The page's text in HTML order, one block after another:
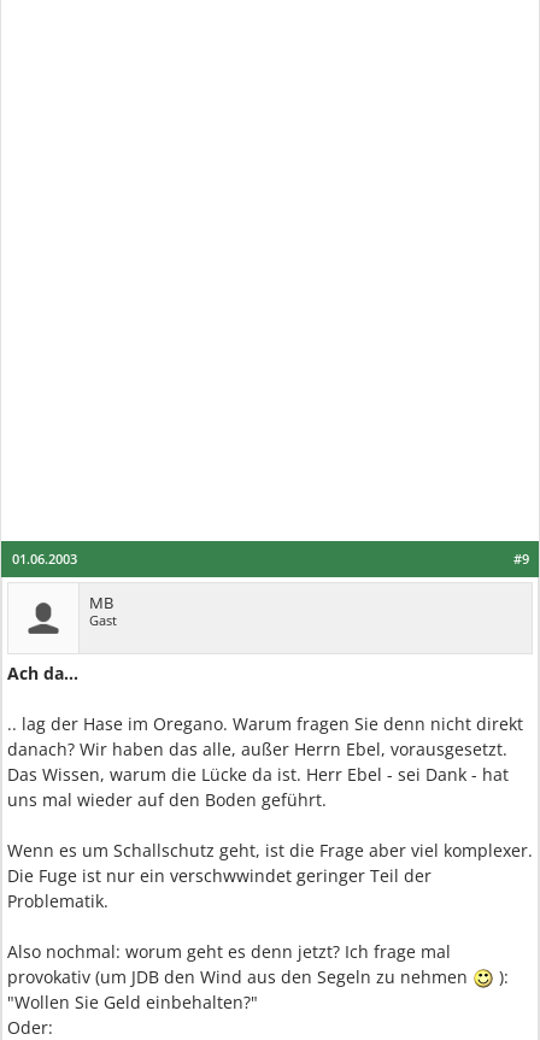
#9
01.06.2003
MB
Gast
Ach da...
.. lag der Hase im Oregano. Warum fragen Sie denn nicht direkt
danach? Wir haben das alle, außer Herrn Ebel, vorausgesetzt.
Das Wissen, warum die Lücke da ist. Herr Ebel - sei Dank - hat
uns mal wieder auf den Boden geführt.
Wenn es um Schallschutz geht, ist die Frage aber viel komplexer.
Die Fuge ist nur ein verschwwindet geringer Teil der
Problematik.
Also nochmal: worum geht es denn jetzt? Ich frage mal
provokativ (um JDB den Wind aus den Segeln zu nehmen
):
"Wollen Sie Geld einbehalten?"
Oder: